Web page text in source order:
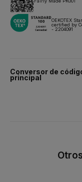
Ficha técnica
OEKOTEX
certified by
- 2204091
Conversor de
principal